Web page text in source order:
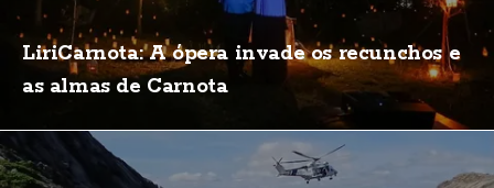
LiriCarnota: A ópera invade os recunchos e
as almas de Carnota